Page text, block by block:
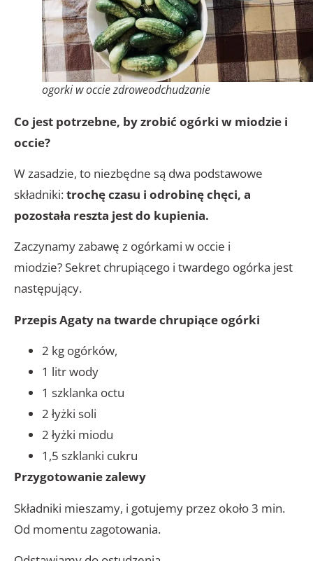
ogorki w occie zdroweodchudzanie
Co jest potrzebne, by zrobić ogórki w miodzie i
occie?
W zasadzie, to niezbędne są dwa podstawowe
składniki:trochę czasu i odrobinę chęci, a
pozostała reszta jest do kupienia.
Zaczynamy zabawę z ogórkami w occie i
miodzie? Sekret chrupiącego i twardego ogórka jest
następujący.
Przepis Agaty na twarde chrupiące ogórki
2 kg ogórków,
1 litr wody
1 szklanka octu
2 łyżki soli
2 łyżki miodu
1,5 szklanki cukru
Przygotowanie zalewy
Składniki mieszamy, i gotujemy przez około 3 min.
Od momentu zagotowania.